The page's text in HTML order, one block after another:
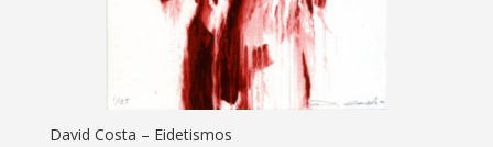
David Costa – Eidetismos